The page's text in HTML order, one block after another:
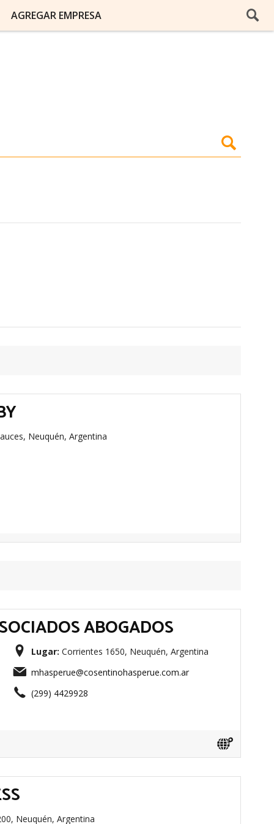
AGREGAR EMPRESA
Neuquén, Argentina
ABOGADOS
Lugar: Corrientes 1650, Neuquén, Argentina
mhasperue@cosentinohasperue.com.ar
(299) 4429928
Neuquén, Argentina